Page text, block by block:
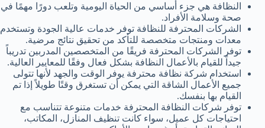
النظافة هي جزء أساسي من الحياة اليومية وتلعب دورًا مهمًا في
صحة وسلامة الأفراد.
الشركات المحترفة للنظافة توفر خدمات عالية الجودة وتستخدم
معدات ومنتجات متخصصة للتأكد من تحقيق نتائج مرضية.
توفر الشركات المحترفة فريقًا من المتخصصين المدربين تدريباً
جيداً للقيام بالأعمال النظافة بشكل فعال وفقًا للمعايير العالية.
استخدام شركة نظافة محترفة يوفر الوقت والجهد لأنها تتولى
جميع الأعمال الشاقة التي يمكن أن تستغرق وقتًا طويلاً إذا تم
القيام بها بنفسك.
توفر شركات النظافة المحترفة خدمات متنوعة تتناسب مع
احتياجات كل عميل، سواء كانت تنظيف المنازل، المكاتب،